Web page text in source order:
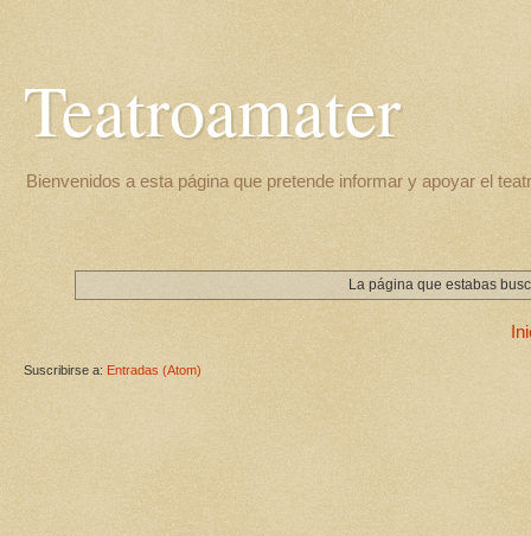
Teatroamater
Bienvenidos a esta página que pretende informar y apoyar el
La página que estabas
Suscribirse a: Entradas (Atom)